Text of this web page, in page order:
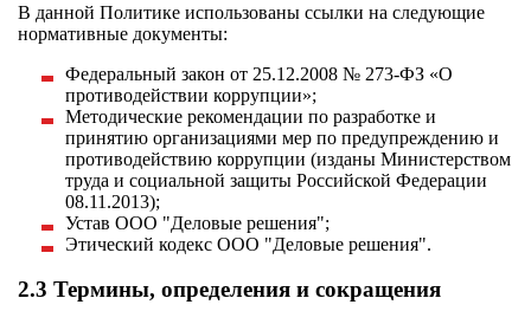
В данной Политике использованы ссылки на следующие
нормативные документы:
Федеральный закон от 25.12.2008 № 273-ФЗ «О
противодействии коррупции»;
Методические рекомендации по разработке и
принятию организациями мер по предупреждению и
противодействию коррупции (изданы Министерством
труда и социальной защиты Российской Федерации
08.11.2013);
Устав ООО "Деловые решения";
Этический кодекс ООО "Деловые решения".
2.3 Термины, определения и сокращения